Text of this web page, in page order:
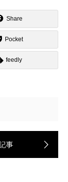
Share
Pocket
feedly